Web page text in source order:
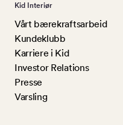
Kid Interiør
Vårt bærekraftsarbeid
Kundeklubb
Karriere i Kid
Investor Relations
Presse
Varsling